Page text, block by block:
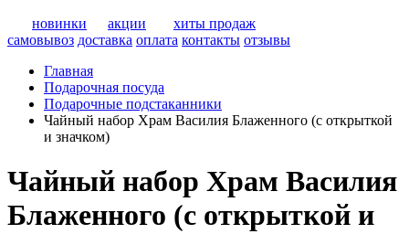
новинки акции
хиты продаж
самовывоз доставка оплата контакты отзывы
Главная
Подарочная посуда
Подарочные подстаканники
Чайный набор Храм Василия Блаженного (с открыткой
и значком)
Чайный набор Храм Василия
Блаженного (с открыткой и